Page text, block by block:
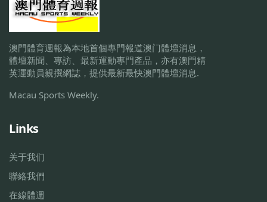
澳門體育週報為本地首個專門報道澳门體壇消息，
體壇新聞、專訪、最新運動專門產品，亦有澳門精
英運動員親撰網誌，提供最新最快澳門體壇消息.
Macau Sports Weekly.
Links
关于我们
聯絡我們
在線體週